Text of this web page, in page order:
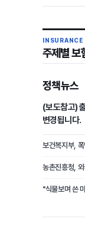
INSURANCE
주제별 보
정책뉴스
(보도참고)
변경됩니다.
보건복지부,
농촌진흥청,
"식물보며 쓴